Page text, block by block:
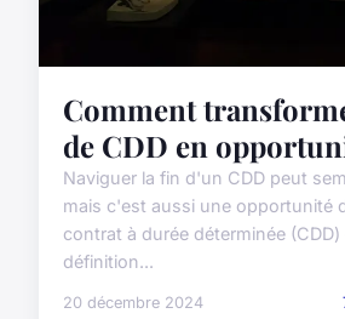
Comment
de CDD en
Naviguer la fin d'un CDD peut
mais c'est aussi une opportunité
contrat à durée déterminée
définition...
20 décembre 2024